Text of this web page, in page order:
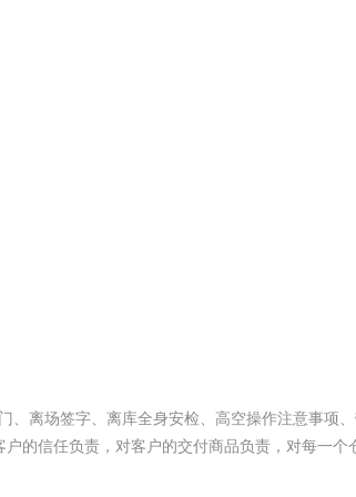
离场签字、离库全身安检、高空操作注意事项
的信任负责，对客户的交付商品负责，对每一个